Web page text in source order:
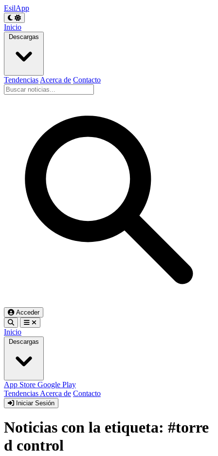
EsilApp
Inicio
Descargas
Tendencias Acerca de Contacto
Acceder
Inicio
Descargas
App Store Google Play
Tendencias Acerca de Contacto
Iniciar Sesión
Noticias con la etiqueta: #torre
d control